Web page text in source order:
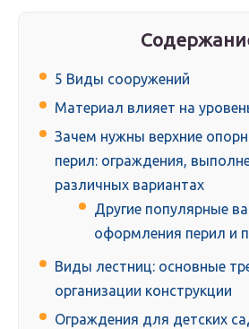
5 Виды сооружений
Материал влияет на
Зачем нужны верхние
перил: ограждения,
различных вариантах
Другие популярные
оформления перил и
Виды лестниц: основные
организации конструкции
Ограждения для детских